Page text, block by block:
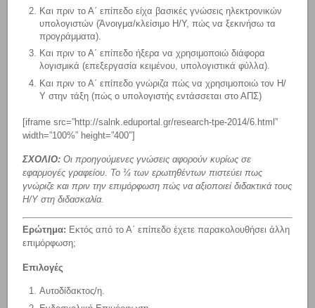
Και πριν το Α΄ επίπεδο είχα βασικές γνώσεις ηλεκτρονικών
υπολογιστών (Άνοιγμα/κλείσιμο Η/Υ, πώς να ξεκινήσω τα
προγράμματα).
Και πριν το Α΄ επίπεδο ήξερα να χρησιμοποιώ διάφορα
λογισμικά (επεξεργασία κειμένου, υπολογιστικά φύλλα).
Και πριν το Α΄ επίπεδο γνώριζα πώς να χρησιμοποιώ τον Η/
Υ στην τάξη (πώς ο υπολογιστής εντάσσεται στο ΑΠΣ)
[iframe src=”http://salnk.eduportal.gr/research-tpe-2014/6.html”
width=”100%” height=”400″]
ΣΧΟΛΙΟ: Οι προηγούμενες γνώσεις αφορούν κυρίως σε
εφαρμογές γραφείου. Το ¼ των ερωτηθέντων πιστεύει πως
γνώριζε και πριν την επιμόρφωση πώς να αξιοποιεί διδακτικά τους
Η/Υ στη διδασκαλία.
Ερώτημα: Εκτός από το Α΄ επίπεδο έχετε παρακολουθήσει άλλη
επιμόρφωση;
Επιλογές
Αυτοδίδακτος/η.